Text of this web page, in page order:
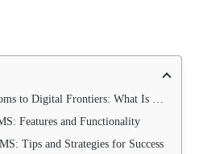
Frontiers: What Is Moodle LMS?
Features and Functionality
Tips and Strategies for Success